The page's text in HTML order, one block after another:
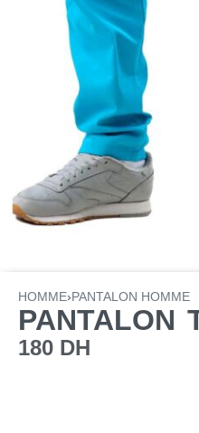
HOMME›PANTALON HOMME
PANTALON
180 DH